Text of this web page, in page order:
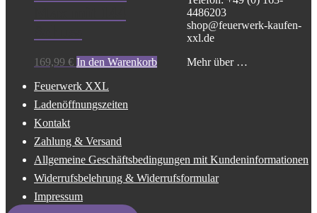
169,99 € In den Warenkorb
4486203
shop@feuerwerk-kaufen-
xxl.de
Mehr über …
Feuerwerk XXL
Ladenöffnungszeiten
Kontakt
Zahlung & Versand
Allgemeine Geschäftsbedingungen mit Kundeninformationen
Widerrufsbelehrung & Widerrufsformular
Impressum